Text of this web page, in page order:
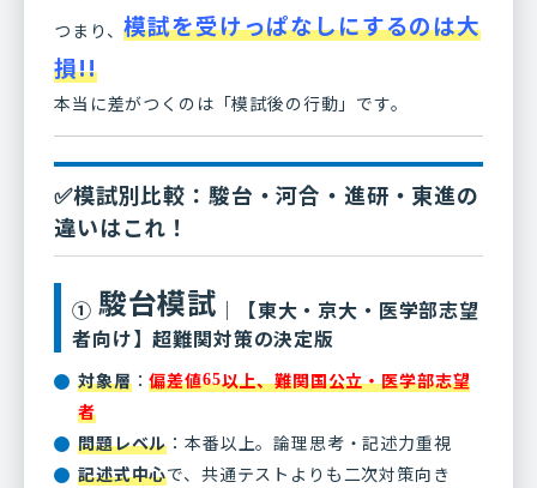
つまり、模試を受けっぱなしにするのは大
損!!
本当に差がつくのは「模試後の行動」です。
✅模試別比較：駿台・河合・進研・東進の
違いはこれ！
① 駿台模試 ｜【東大・京大・医学部志望
者向け】超難関対策の決定版
対象層：偏差値65以上、難関国公立・医学部志望
者
問題レベル ：本番以上。論理思考・記述力重視
記述式中心で、共通テストよりも二次対策向き